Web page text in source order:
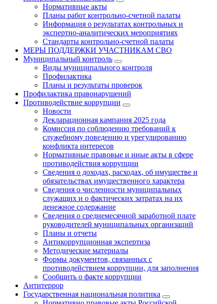
Нормативные акты
Планы работ контрольно-счетной палаты
Информация о результатах контрольных и
экспертно-аналитических мероприятиях
Стандарты контрольно-счетной палаты
МЕРЫ ПОДДЕРЖКИ УЧАСТНИКАМ СВО
Муниципальный контроль
Виды муниципального контроля
Профилактика
Планы и результаты проверок
Профилактика правонарушений
Противодействие коррупции
Новости
Декларационная кампания 2025 года
Комиссия по соблюдению требований к
служебному поведению и урегулированию
конфликта интересов
Нормативные правовые и иные акты в сфере
противодействия коррупции
Сведения о доходах, расходах, об имуществе и
обязательствах имущественного характера
Сведения о численности муниципальных
служащих и о фактических затратах на их
денежное содержание
Сведения о среднемесячной заработной плате
руководителей муниципальных организаций
Планы и отчеты
Антикоррупционная экспертиза
Методические материалы
Формы документов, связанных с
противодействием коррупции, для заполнения
Сообщить о факте коррупции
Антитеррор
Государственная национальная политика